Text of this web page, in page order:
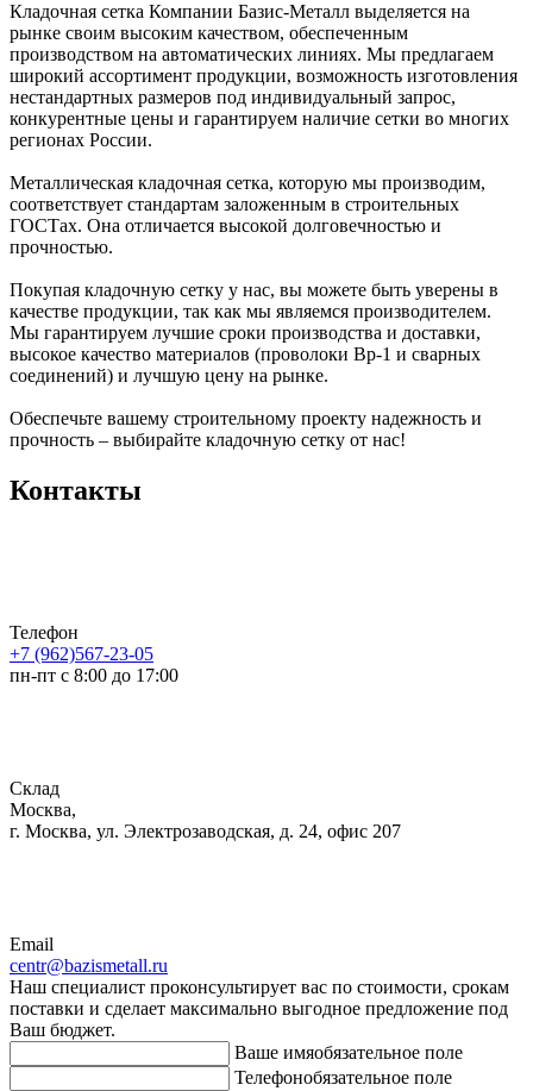
Кладочная сетка Компании Базис-Металл выделяется на
рынке своим высоким качеством, обеспеченным
производством на автоматических линиях. Мы предлагаем
широкий ассортимент продукции, возможность изготовления
нестандартных размеров под индивидуальный запрос,
конкурентные цены и гарантируем наличие сетки во многих
регионах России.
Металлическая кладочная сетка, которую мы производим,
соответствует стандартам заложенным в строительных
ГОСТах. Она отличается высокой долговечностью и
прочностью.
Покупая кладочную сетку у нас, вы можете быть уверены в
качестве продукции, так как мы являемся производителем.
Мы гарантируем лучшие сроки производства и доставки,
высокое качество материалов (проволоки Вр-1 и сварных
соединений) и лучшую цену на рынке.
Обеспечьте вашему строительному проекту надежность и
прочность – выбирайте кладочную сетку от нас!
Контакты
Телефон
+7 (962)567-23-05
пн-пт с 8:00 до 17:00
Склад
Москва,
г. Москва, ул. Электрозаводская, д. 24, офис 207
Email
centr@bazismetall.ru
Наш специалист проконсультирует вас по стоимости, срокам
поставки и сделает максимально выгодное предложение под
Ваш бюджет.
Ваше имяобязательное поле
Телефонобязательное поле